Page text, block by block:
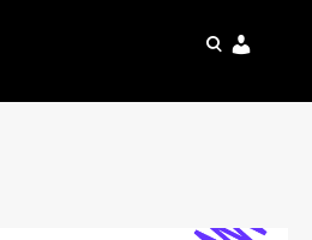
pretraga